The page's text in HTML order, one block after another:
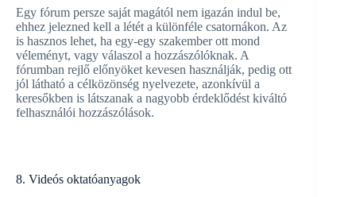
Egy fórum persze saját magától nem igazán indul be,
ehhez jelezned kell a létét a különféle csatornákon. Az
is hasznos lehet, ha egy-egy szakember ott mond
véleményt, vagy válaszol a hozzászólóknak. A
fórumban rejlő előnyöket kevesen használják, pedig ott
jól látható a célközönség nyelvezete, azonkívül a
keresőkben is látszanak a nagyobb érdeklődést kiváltó
felhasználói hozzászólások.
8. Videós oktatóanyagok